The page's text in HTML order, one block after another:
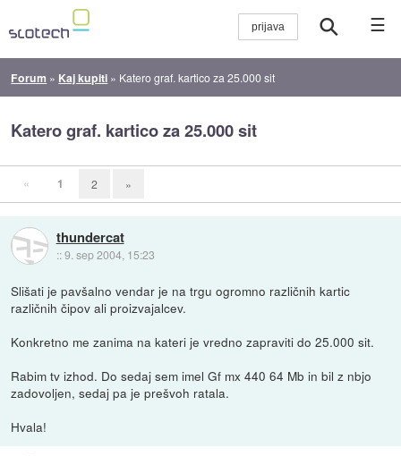
☰
Forum » Kaj kupiti » Katero graf. kartico za 25.000 sit
Katero graf. kartico za 25.000 sit
« 1 2 »
thundercat
::9. sep 2004, 15:23
Slišati je pavšalno vendar je na trgu ogromno različnih kartic
različnih čipov ali proizvajalcev.
Konkretno me zanima na kateri je vredno zapraviti do 25.000 sit.
Rabim tv izhod. Do sedaj sem imel Gf mx 440 64 Mb in bil z nbjo
zadovoljen, sedaj pa je prešvoh ratala.
Hvala!